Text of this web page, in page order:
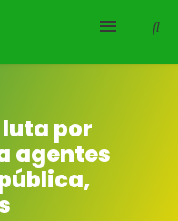
por
agentes